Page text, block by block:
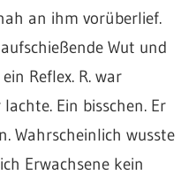
an ihm vorüberlief.
Wut und
Reflex. R. war
Ein bisschen. Er
Wahrscheinlich wusste
Erwachsene kein